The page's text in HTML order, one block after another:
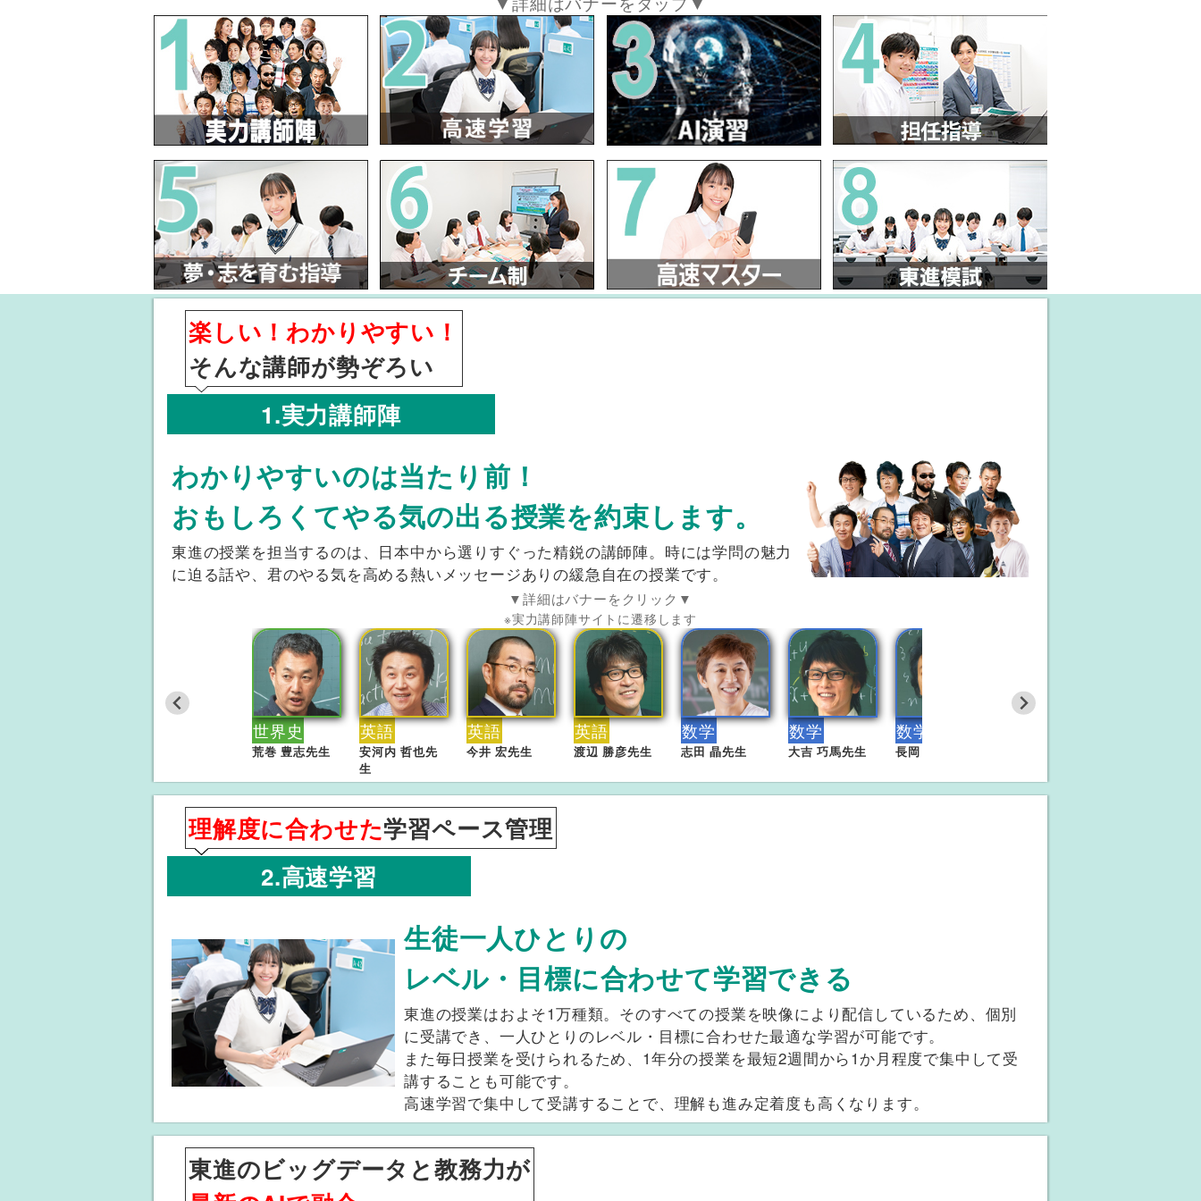
楽しい！わかりやすい！
そんな講師が勢ぞろい
1.実力講師陣
わかりやすいのは当たり前！
おもしろくてやる気の出る授業を約束します。
東進の授業を担当するのは、日本中から選りすぐった精鋭の講師陣。時には学問の魅力
に迫る話や、君のやる気を高める熱いメッセージありの緩急自在の授業です。
▼詳細はバナーをクリック▼
※実力講師陣サイトに遷移します
世界史
荒巻 豊志先生
英語
安河内 哲也先
生
英語
今井 宏先生
英語
渡辺 勝彦先生
数学
志田 晶先生
数学
大吉 巧馬先生
数学
長岡 恭史先生
理解度に合わせた学習ペース管理
2.高速学習
生徒一人ひとりの
レベル・目標に合わせて学習できる
東進の授業はおよそ1万種類。そのすべての授業を映像により配信しているため、個別
に受講でき、一人ひとりのレベル・目標に合わせた最適な学習が可能です。
また毎日授業を受けられるため、1年分の授業を最短2週間から1か月程度で集中して受
講することも可能です。
高速学習で集中して受講することで、理解も進み定着度も高くなります。
東進のビッグデータと教務力が